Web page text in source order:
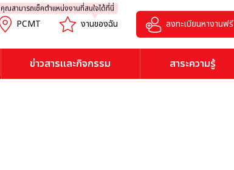
PCMT งานของฉัน
คุณสามารถเช็คตำแหน่งงานที่สนใจได้ที่นี่
ลงทะเบียนหางานฟรี
ข่าวสารและกิจกรรม สาระความรู้